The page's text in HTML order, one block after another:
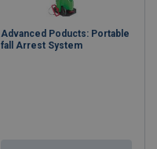
Advanced Poducts: Portable
fall Arrest System